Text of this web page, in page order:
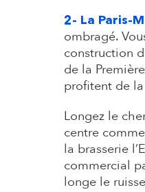
2- La Paris-
ombragé.
construction
de la
profitent de la
Longez le
centre
la brasserie
commercial
longe le